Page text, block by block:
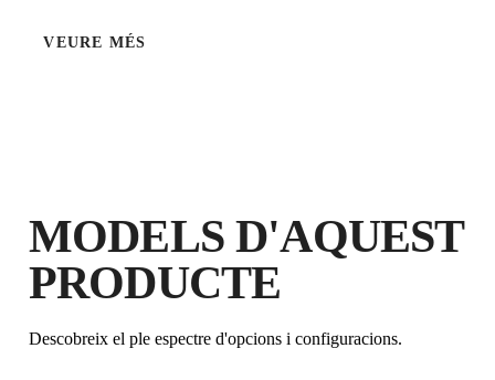
AMPLIADA EN PRODUCTES
ELEGIBLES
VEURE MÉS
MODELS D'AQUEST
PRODUCTE
Descobreix el ple espectre d'opcions i configuracions.